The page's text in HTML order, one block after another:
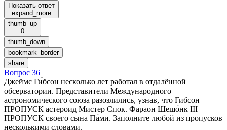
Показать ответ
expand_more
thumb_up
0
thumb_down
bookmark_border
share
Вопрос 36
Джеймс Ги́бсон несколько лет работал в отдалённой
обсерватории. Представители Международного
астрономического союза разозлились, узнав, что Гибсон
ПРОПУСК астероид Мистер Спок. Фараон Шешо́нк III
ПРОПУСК своего сына Па́ми. Заполните любой из пропусков
несколькими словами.